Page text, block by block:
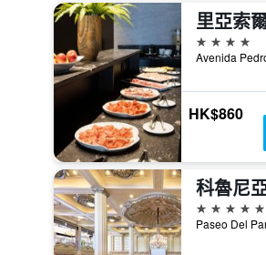
里亞索
4星級
HK$860
5星級